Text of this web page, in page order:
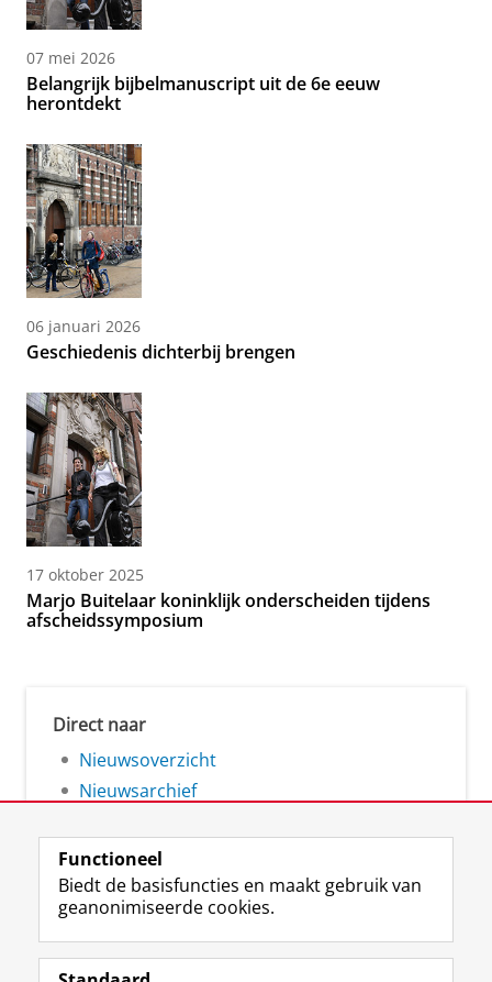
07 mei 2026
Belangrijk bijbelmanuscript uit de 6e eeuw
herontdekt
06 januari 2026
Geschiedenis dichterbij brengen
17 oktober 2025
Marjo Buitelaar koninklijk onderscheiden tijdens
afscheidssymposium
Direct naar
Nieuwsoverzicht
Nieuwsarchief
Volg de RUG
F
a
L
i
R
S
I
n
Y
o
Functioneel
Biedt de basisfuncties en maakt gebruik van
geanonimiseerde cookies.